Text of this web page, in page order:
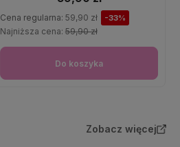
Cena regularna: 59,90 zł -33%
Najniższa cena: 59,90 zł
Do koszyka
Zobacz więcej